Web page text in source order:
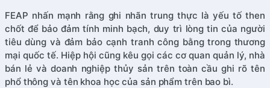
FEAP nhấn mạnh rằng ghi nhãn trung thực là yếu tố then
chốt để bảo đảm tính minh bạch, duy trì lòng tin của người
tiêu dùng và đảm bảo cạnh tranh công bằng trong thương
mại quốc tế. Hiệp hội cũng kêu gọi các cơ quan quản lý, nhà
bán lẻ và doanh nghiệp thủy sản trên toàn cầu ghi rõ tên
phổ thông và tên khoa học của sản phẩm trên bao bì.